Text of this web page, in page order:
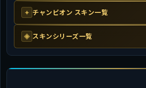
✦ チャンピオン スキン一覧
◈ スキンシリーズ一覧